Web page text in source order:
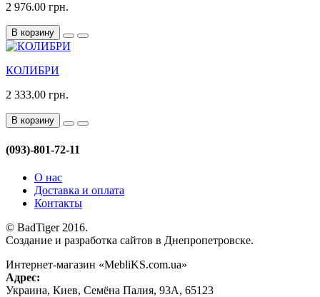
2 976.00 грн.
В корзину
КОЛИБРИ
2 333.00 грн.
В корзину
(093)-801-72-11
О нас
Доставка и оплата
Контакты
© BadTiger 2016.
Создание и разработка сайтов в Днепропетровске.
Интернет-магазин «MebliKS.com.ua»
Адрес:
Украина, Киев, Семёна Палия, 93А, 65123